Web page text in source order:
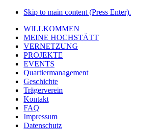
Skip to main content (Press Enter).
WILLKOMMEN
MEINE HOCHSTÄTT
VERNETZUNG
PROJEKTE
EVENTS
Quartiermanagement
Geschichte
Trägerverein
Kontakt
FAQ
Impressum
Datenschutz